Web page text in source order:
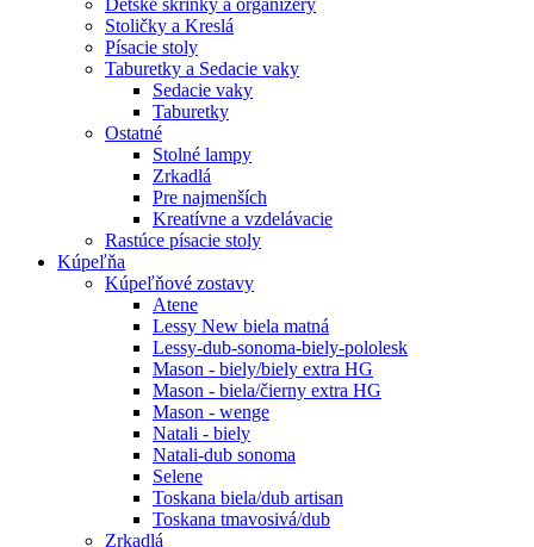
Stoličky a Kreslá
Písacie stoly
Taburetky a Sedacie vaky
Sedacie vaky
Taburetky
Ostatné
Stolné lampy
Zrkadlá
Pre najmenších
Kreatívne a vzdelávacie
Rastúce písacie stoly
Kúpeľňa
Kúpeľňové zostavy
Atene
Lessy New biela matná
Lessy-dub-sonoma-biely-pololesk
Mason - biely/biely extra HG
Mason - biela/čierny extra HG
Mason - wenge
Natali - biely
Natali-dub sonoma
Selene
Toskana biela/dub artisan
Toskana tmavosivá/dub
Zrkadlá